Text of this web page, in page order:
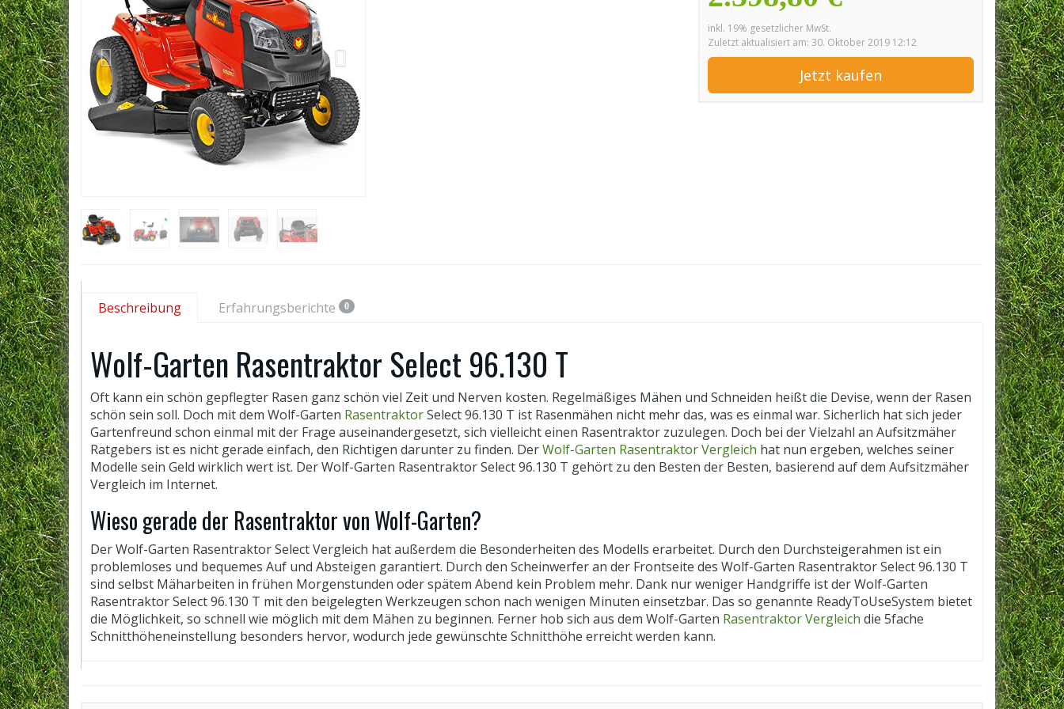
inkl. 19% gesetzlicher MwSt.
Zuletzt aktualisiert am: 30. Oktober 2019 12:12
Jetzt kaufen
Beschreibung Erfahrungsberichte 0
Wolf-Garten Rasentraktor Select 96.130 T
Oft kann ein schön gepflegter Rasen ganz schön viel Zeit und Nerven kosten. Regelmäßiges Mähen und Schneiden heißt die Devise, wenn der Rasen
schön sein soll. Doch mit dem Wolf­-Garten RasentraktorSelect 96.130 T ist Rasenmähen nicht mehr das, was es einmal war. Sicherlich hat sich jeder
Gartenfreund schon einmal mit der Frage auseinandergesetzt, sich vielleicht einen Rasentraktor zuzulegen. Doch bei der Vielzahl an Aufsitzmäher
Ratgebers ist es nicht gerade einfach, den Richtigen darunter zu finden. DerWolf-Garten Rasentraktor Vergleich hat nun ergeben, welches seiner
Modelle sein Geld wirklich wert ist. Der Wolf-­Garten Rasentraktor Select 96.130 T gehört zu den Besten der Besten, basierend auf dem Aufsitzmäher
Vergleich im Internet.
Wieso gerade der Rasentraktor von Wolf-Garten?
Der Wolf­-Garten Rasentraktor Select Vergleich hat außerdem die Besonderheiten des Modells erarbeitet. Durch den Durchsteigerahmen ist ein
problemloses und bequemes Auf­ und Absteigen garantiert. Durch den Scheinwerfer an der Frontseite des Wolf­-Garten Rasentraktor Select 96.130 T
sind selbst Mäharbeiten in frühen Morgenstunden oder spätem Abend kein Problem mehr. Dank nur weniger Handgriffe ist der Wolf-­Garten
Rasentraktor Select 96.130 T mit den beigelegten Werkzeugen schon nach wenigen Minuten einsetzbar. Das so genannte Ready­To­Use­System bietet
die Möglichkeit, so schnell wie möglich mit dem Mähen zu beginnen. Ferner hob sich aus dem Wolf-Garten Rasentraktor Vergleich die 5­fache
Schnitthöheneinstellung besonders hervor, wodurch jede gewünschte Schnitthöhe erreicht werden kann.